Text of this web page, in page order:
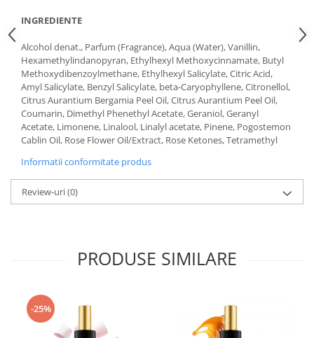
INGREDIENTE
Alcohol denat., Parfum (Fragrance), Aqua (Water), Vanillin,
Hexamethylindanopyran, Ethylhexyl Methoxycinnamate, Butyl
Methoxydibenzoylmethane, Ethylhexyl Salicylate, Citric Acid,
Amyl Salicylate, Benzyl Salicylate, beta-Caryophyllene, Citronellol,
Citrus Aurantium Bergamia Peel Oil, Citrus Aurantium Peel Oil,
Coumarin, Dimethyl Phenethyl Acetate, Geraniol, Geranyl
Acetate, Limonene, Linalool, Linalyl acetate, Pinene, Pogostemon
Cablin Oil, Rose Flower Oil/Extract, Rose Ketones, Tetramethyl
Informatii conformitate produs
Review-uri(0)
PRODUSE SIMILARE
-25%